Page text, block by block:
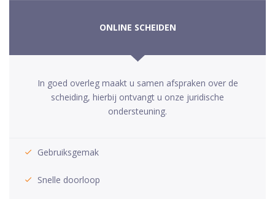
ONLINE SCHEIDEN
In goed overleg maakt u samen afspraken over de
scheiding, hierbij ontvangt u onze juridische
ondersteuning.
Gebruiksgemak
Snelle doorloop